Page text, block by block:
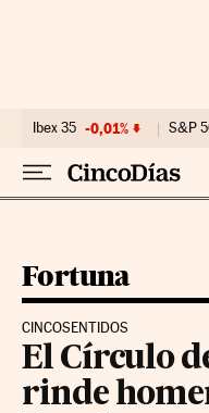
Ibex 35 -0,01% S&P
Fortuna
CINCOSENTIDOS
El Círculo
rinde